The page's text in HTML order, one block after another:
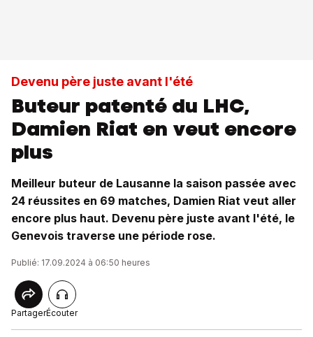
Devenu père juste avant l'été
Buteur patenté du LHC,
Damien Riat en veut encore
plus
Meilleur buteur de Lausanne la saison passée avec
24 réussites en 69 matches, Damien Riat veut aller
encore plus haut. Devenu père juste avant l'été, le
Genevois traverse une période rose.
Publié: 17.09.2024 à 06:50 heures
PartagerÉcouter